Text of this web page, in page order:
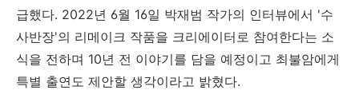
급했다. 2022년 6월 16일 박재범 작가의 인터뷰에서 '수
사반장'의 리메이크 작품을 크리에이터로 참여한다는 소
식을 전하며 10년 전 이야기를 담을 예정이고 최불암에게
특별 출연도 제안할 생각이라고 밝혔다.